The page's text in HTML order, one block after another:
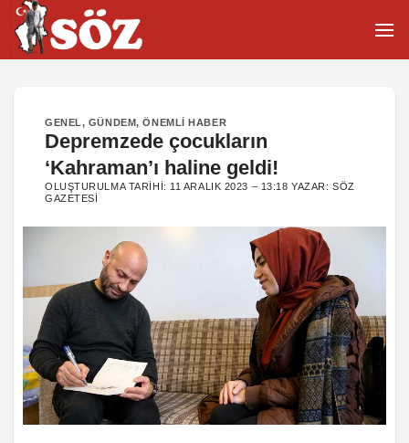
İçeriğe
atla
GENEL, GÜNDEM,ÖNEMLI HABER
Depremzede çocukların
‘Kahraman’ı haline geldi!
OLUŞTURULMA TARIHI: 11 ARALIK 2023 – 13:18 YAZAR:SÖZ
GAZETESI